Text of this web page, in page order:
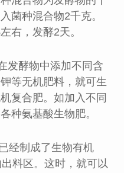
菌种混合物2千克。
右，发酵2天。
发酵物中添加不同含
等无机肥料，就可生
复合肥。如加入不同
种氨基酸生物肥。
经制成了生物有机
料区。这时，就可以